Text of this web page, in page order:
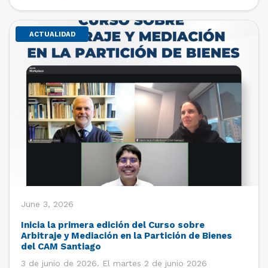
de estudiantes de […]
ACTUALIDAD
June 3, 2026
Inicia la primera edición del Curso sobre
Arbitraje y Mediación en la Partición de Bienes
del CAM Santiago
3 de junio de 2026. El martes 2 de junio 2026